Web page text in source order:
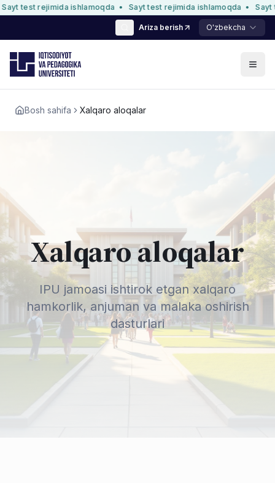
Asosiy kontentga o'tish
test rejimida ishlamoqda• Sayt test rejimida ishlamoqda• Sayt
Ariza berish O'zbekcha
Bosh sahifa Xalqaro aloqalar
Xalqaro aloqalar
IPU jamoasi ishtirok etgan xalqaro
hamkorlik, anjuman va malaka oshirish
dasturlari